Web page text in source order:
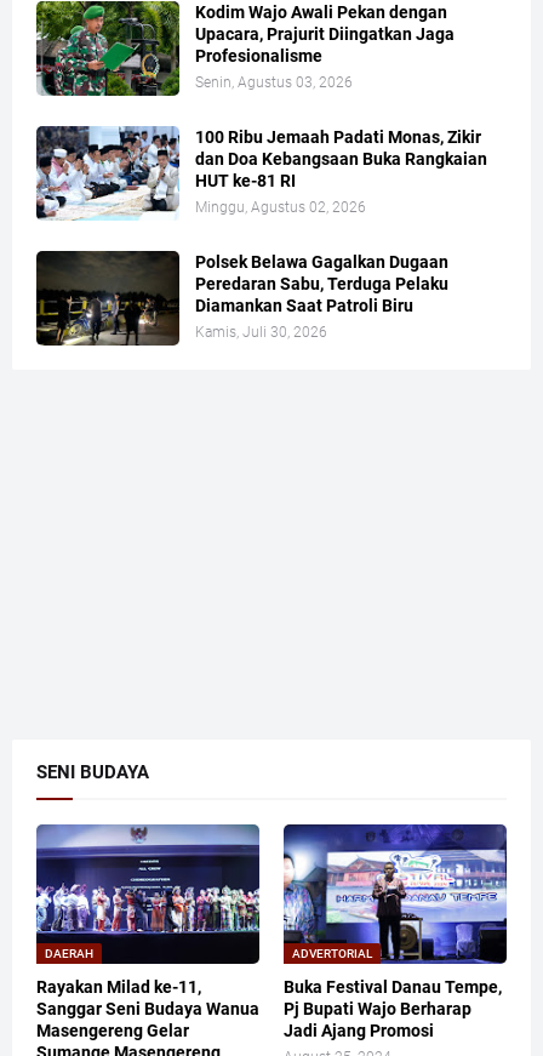
Kodim Wajo Awali Pekan dengan
Upacara, Prajurit Diingatkan Jaga
Profesionalisme
Senin, Agustus 03, 2026
100 Ribu Jemaah Padati Monas, Zikir
dan Doa Kebangsaan Buka Rangkaian
HUT ke-81 RI
Minggu, Agustus 02, 2026
Polsek Belawa Gagalkan Dugaan
Peredaran Sabu, Terduga Pelaku
Diamankan Saat Patroli Biru
Kamis, Juli 30, 2026
SENI BUDAYA
DAERAH
Rayakan Milad ke-11,
Sanggar Seni Budaya Wanua
Masengereng Gelar
Sumange Masengereng
ADVERTORIAL
Buka Festival Danau Tempe,
Pj Bupati Wajo Berharap
Jadi Ajang Promosi